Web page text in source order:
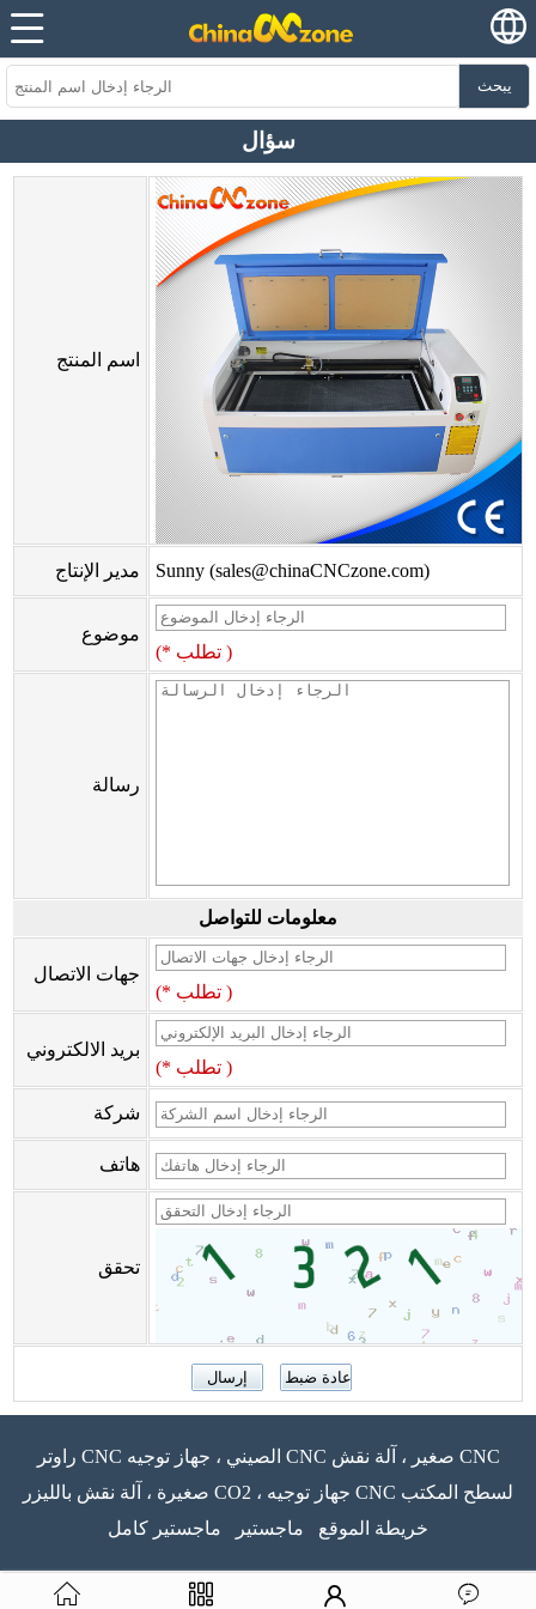
يبحث
سؤال
اسم المنتج
مدير الإنتاج Sunny (sales@chinaCNCzone.com)
موضوع
(* تطلب )
رسالة
معلومات للتواصل
جهات الاتصال
(* تطلب )
بريد الالكتروني
(* تطلب )
شركة
هاتف
تحقق
راوتر CNC الصيني ، جهاز توجيه CNC صغير ، آلة نقش CNC
صغيرة ، آلة نقش بالليزر CO2 ، جهاز توجيه CNC لسطح المكتب
خريطة الموقع
ماجستير ماجستير كامل